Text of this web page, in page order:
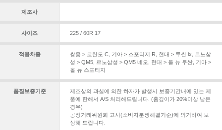
제조사
사이즈 225 / 60R 17
적용차종 쌍용 > 코란도 C, 기아 > 스포티지 R 현대 > 투싼 ix
르노삼
성 > QM5, 르노삼성 > QM5 네오 현대 > 올 뉴 투싼, 기아 >
올 뉴 스포티지
품질보증기준
제조상의 과실에 의한 하자가 발생시 보증기간내에 있는 제
품에 한해서 A/S 처리해드립니다. (홈깊이가 20%이상 남은
경우)
공정거래위원회 고시(소비자분쟁해결기준)에 의거하여 보
상해 드립니다.